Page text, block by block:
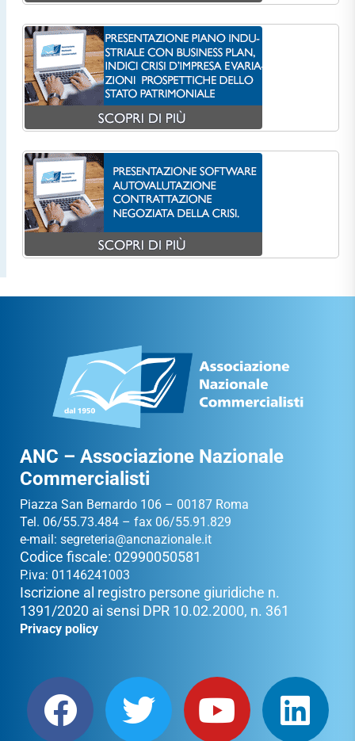
ANC – Associazione Nazionale
Commercialisti
Piazza San Bernardo 106 – 00187 Roma
Tel. 06/55.73.484 – fax 06/55.91.829
e-mail: segreteria@ancnazionale.it
Codice fiscale: 02990050581
P.iva: 01146241003
Iscrizione al registro persone giuridiche n.
1391/2020 ai sensi DPR 10.02.2000, n. 361
Privacy policy